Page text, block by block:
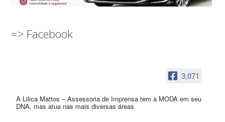
=> Facebook
3,071
A Lilica Mattos – Assessoria de Imprensa tem a MODA em seu
DNA, mas atua nas mais diversas áreas